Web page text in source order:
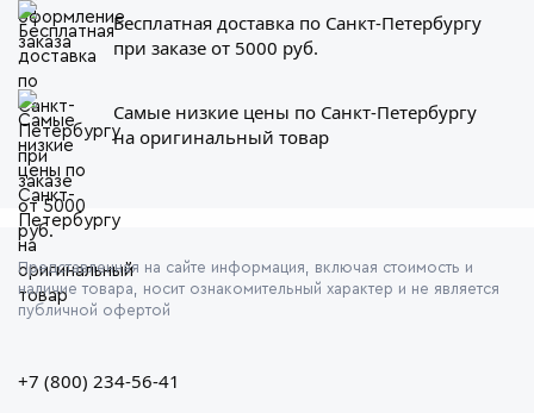
Бесплатная доставка по Санкт-Петербургу
при заказе от 5000 руб.
Самые низкие цены по Санкт-Петербургу
на оригинальный товар
Представленная на сайте информация, включая стоимость и
наличие товара, носит ознакомительный характер и не является
публичной офертой
+7 (800) 234-56-41